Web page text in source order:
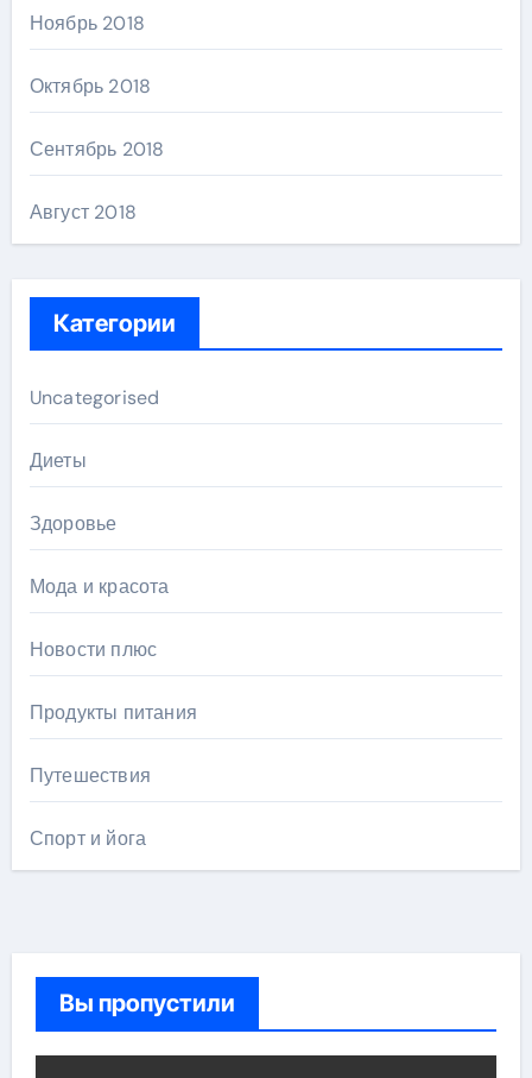
Ноябрь 2018
Октябрь 2018
Сентябрь 2018
Август 2018
Категории
Uncategorised
Диеты
Здоровье
Мода и красота
Новости плюс
Продукты питания
Путешествия
Спорт и йога
Вы пропустили